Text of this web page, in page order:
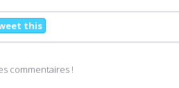
this
commentaires !